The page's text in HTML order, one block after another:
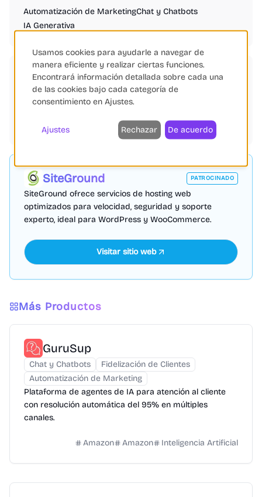
Automatización de MarketingChat y Chatbots
IA Generativa
Etiquetas
Automatización Inteligencia Artificial
Salesforce
Búsqueda Avanzada
SiteGround PATROCINADO
SiteGround ofrece servicios de hosting web
optimizados para velocidad, seguridad y soporte
experto, ideal para WordPress y WooCommerce.
Visitar sitio web
Más Productos
GuruSup
Chat y Chatbots
Fidelización de Clientes
Automatización de Marketing
Plataforma de agentes de IA para atención al cliente
con resolución automática del 95% en múltiples
canales.
Amazon Amazon Inteligencia Artificial
Usamos cookies para ayudarle a navegar de
manera eficiente y realizar ciertas funciones.
Encontrará información detallada sobre cada una
de las cookies bajo cada categoría de
consentimiento en Ajustes.
Ajustes Rechazar De acuerdo